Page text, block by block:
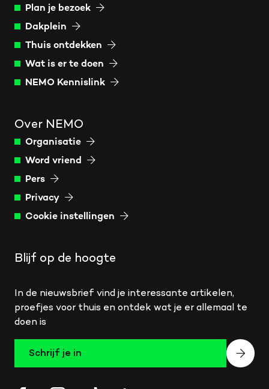
Plan je bezoek
Dakplein
Thuis ontdekken
Wat is er te doen
NEMO Kennislink
Over NEMO
Organisatie
Word vriend
Pers
Privacy
Cookie instellingen
Blijf op de hoogte
In de nieuwsbrief vind je interessante artikelen,
proefjes voor thuis en ontdek wat je er allemaal te
doen is
Schrijf je in